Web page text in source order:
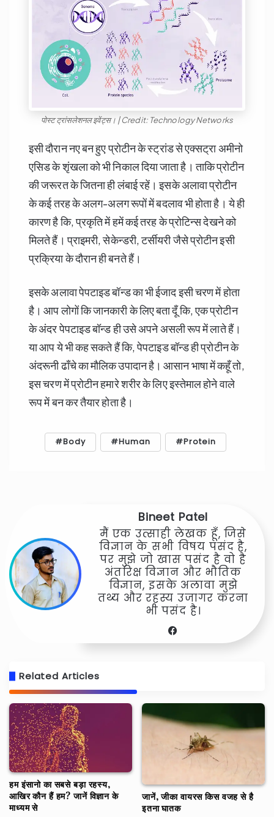
पोस्ट ट्रांसलेशनल इवेंट्स। | Credit: Technology Networks
इसी दौरान नए बन हुए प्रोटीन के स्ट्रांड से एक्सट्रा अमीनो
एसिड के शृंखला को भी निकाल दिया जाता है। ताकि प्रोटीन
की जरूरत के जितना ही लंबाई रहें। इसके अलावा प्रोटीन
के कई तरह के अलग-अलग रूपों में बदलाव भी होता है। ये ही
कारण है कि, प्रकृति में हमें कई तरह के प्रोटिन्स देखने को
मिलते हैं। प्राइमरी, सेकेन्डरी, टर्सीयरी जैसे प्रोटीन इसी
प्रक्रिया के दौरान ही बनते हैं।
इसके अलावा पेपटाइड बॉन्ड का भी ईजाद इसी चरण में होता
है। आप लोगों कि जानकारी के लिए बता दूँ कि, एक प्रोटीन
के अंदर पेपटाइड बॉन्ड ही उसे अपने असली रूप में लाते हैं।
या आप ये भी कह सकते हैं कि, पेपटाइड बॉन्ड ही प्रोटीन के
अंदरूनी ढाँचे का मौलिक उपादान है। आसान भाषा में कहूँ तो,
इस चरण में प्रोटीन हमारे शरीर के लिए इस्तेमाल होने वाले
रूप में बन कर तैयार होता है।
Body Human Protein
Bineet Patel
मैं एक उत्साही लेखक हूँ, जिसे
विज्ञान के सभी विषय पसंद है,
पर मुझे जो खास पसंद है वो है
अंतरिक्ष विज्ञान और भौतिक
विज्ञान, इसके अलावा मुझे
तथ्य और रहस्य उजागर करना
भी पसंद है।
Related Articles
हम इंसानो का सबसे बड़ा रहस्य,
आखिर कौन हैं हम? जानें विज्ञान के
माध्यम से
जानें, जीका वायरस किस वजह से है
इतना घातक